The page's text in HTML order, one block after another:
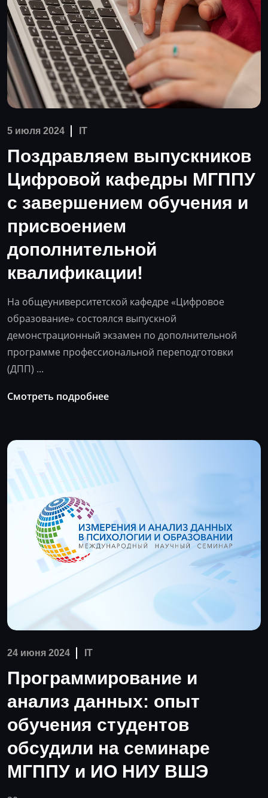
5 июля 2024 IT
Поздравляем выпускников
Цифровой кафедры МГППУ
с завершением обучения и
присвоением
дополнительной
квалификации!
На общеуниверситетской кафедре «Цифровое
образование» состоялся выпускной
демонстрационный экзамен по дополнительной
программе профессиональной переподготовки
(ДПП) ...
Смотреть подробнее
24 июня 2024 IT
Программирование и
анализ данных: опыт
обучения студентов
обсудили на семинаре
МГППУ и ИО НИУ ВШЭ